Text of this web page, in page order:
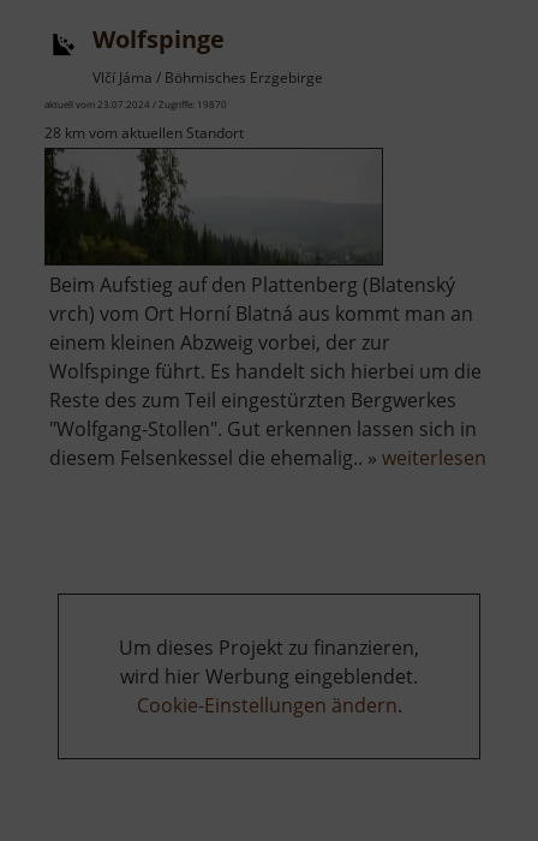
Wolfspinge
Vlčí Jáma / Böhmisches Erzgebirge
aktuell vom 23.07.2024 / Zugriffe: 19870
28 km vom aktuellen Standort
Beim Aufstieg auf den Plattenberg (Blatenský
vrch) vom Ort Horní Blatná aus kommt man an
einem kleinen Abzweig vorbei, der zur
Wolfspinge führt. Es handelt sich hierbei um die
Reste des zum Teil eingestürzten Bergwerkes
"Wolfgang-Stollen". Gut erkennen lassen sich in
diesem Felsenkessel die ehemalig.. » weiterlesen
Um dieses Projekt zu finanzieren,
wird hier Werbung eingeblendet.
Cookie-Einstellungen ändern.